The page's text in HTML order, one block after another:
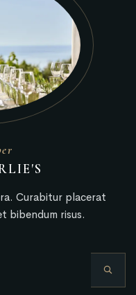
Curabitur placerat
bibendum risus.